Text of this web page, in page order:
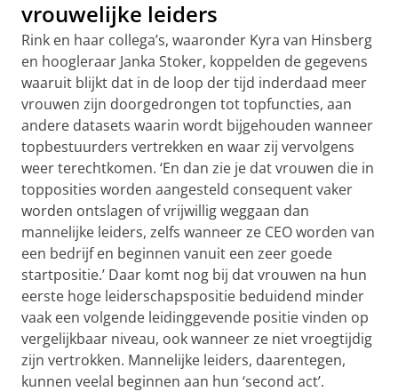
vrouwelijke leiders
Rink en haar collega’s, waaronder Kyra van Hinsberg
en hoogleraar Janka Stoker, koppelden de gegevens
waaruit blijkt dat in de loop der tijd inderdaad meer
vrouwen zijn doorgedrongen tot topfuncties, aan
andere datasets waarin wordt bijgehouden wanneer
topbestuurders vertrekken en waar zij vervolgens
weer terechtkomen. ‘En dan zie je dat vrouwen die in
topposities worden aangesteld consequent vaker
worden ontslagen of vrijwillig weggaan dan
mannelijke leiders, zelfs wanneer ze CEO worden van
een bedrijf en beginnen vanuit een zeer goede
startpositie.’ Daar komt nog bij dat vrouwen na hun
eerste hoge leiderschapspositie beduidend minder
vaak een volgende leidinggevende positie vinden op
vergelijkbaar niveau, ook wanneer ze niet vroegtijdig
zijn vertrokken. Mannelijke leiders, daarentegen,
kunnen veelal beginnen aan hun ‘second act’.